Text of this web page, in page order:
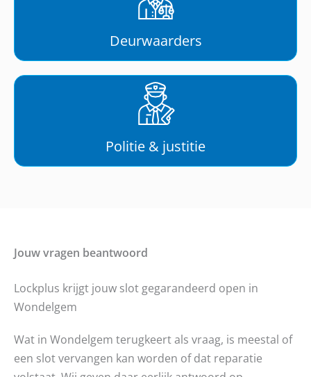
Deurwaarders
Politie & justitie
Jouw vragen beantwoord
Lockplus krijgt jouw slot gegarandeerd open in
Wondelgem
Wat in Wondelgem terugkeert als vraag, is meestal of
een slot vervangen kan worden of dat reparatie